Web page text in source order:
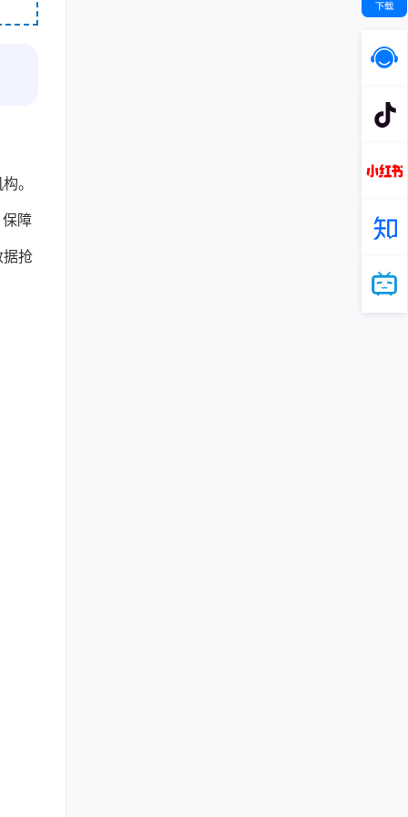
。
障
据抢